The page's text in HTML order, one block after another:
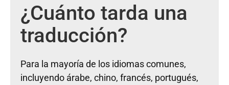
¿Cuánto tarda una
traducción?
Para la mayoría de los idiomas comunes,
incluyendo árabe, chino, francés, portugués,